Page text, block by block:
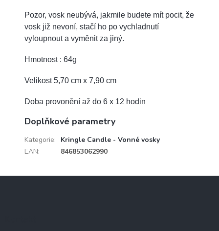
Pozor, vosk neubývá, jakmile budete mít pocit, že
vosk již nevoní, stačí ho po vychladnutí
vyloupnout a vyměnit za jiný.
Hmotnost : 64g
Velikost 5,70 cm x 7,90 cm
Doba provonění až do 6 x 12 hodin
Doplňkové parametry
Kategorie:
Kringle Candle - Vonné vosky
EAN: 846853062990